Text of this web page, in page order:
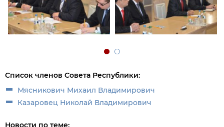
Список членов Совета Республики:
Мясникович Михаил Владимирович
Казаровец Николай Владимирович
Новости по теме: